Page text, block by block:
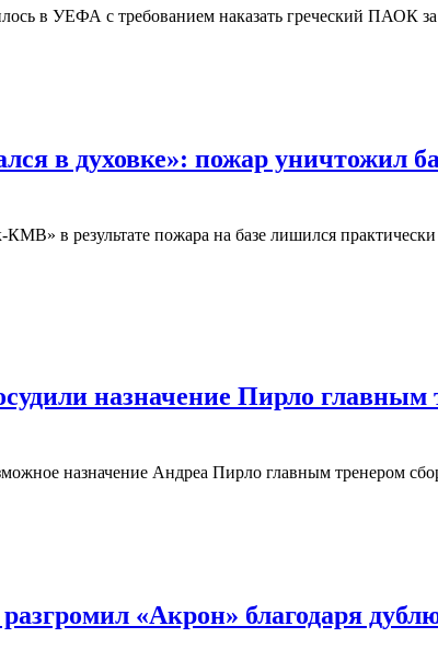
в УЕФА с требованием наказать греческий ПАОК
в духовке»: пожар
в результате пожара на базе лишился
назначение Пирло главным
назначение Андреа Пирло главным тренером
«Акрон» благодаря